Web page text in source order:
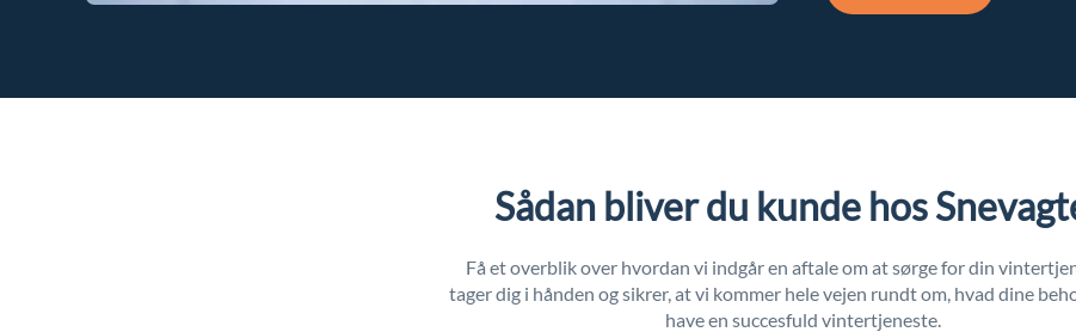
Sådan bliver du kunde hos
Få et overblik over hvordan vi indgår en aftale om at sørge for din
tager dig i hånden og sikrer, at vi kommer hele vejen rundt om, hvad dine
have en succesfuld vintertjeneste.